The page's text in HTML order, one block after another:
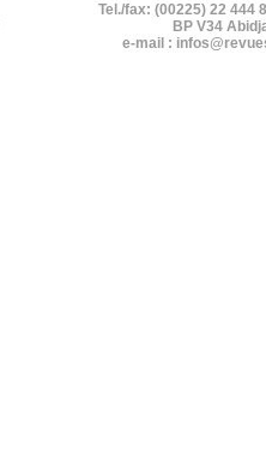
Tel./fax: (00225) 22 444
BP V34
e-mail :